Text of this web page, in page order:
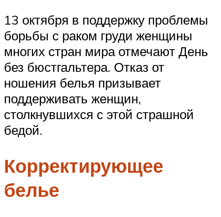
13 октября в поддержку проблемы
борьбы с раком груди женщины
многих стран мира отмечают День
без бюстгальтера. Отказ от
ношения белья призывает
поддерживать женщин,
столкнувшихся с этой страшной
бедой.
Корректирующее
белье